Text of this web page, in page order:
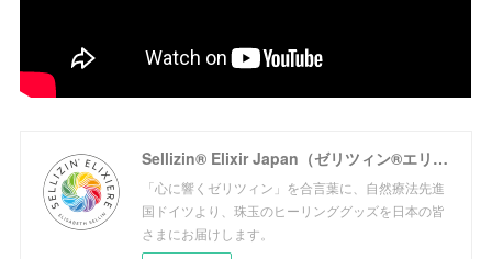
Sellizin® Elixir Japan（ゼリツィン®エリクサージャパン公式サイト）
「心に響くゼリツィン」を合言葉に、自然療法先進
国ドイツより、珠玉のヒーリンググッズを日本の皆
さまにお届けします。